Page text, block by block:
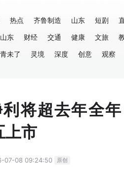
热点 齐鲁制造 山东 短剧
东 财经 交通 健康 文旅
青未了 灵境 深度 创意 观察
将超去年全
上市
07-08 09:24:50 原创